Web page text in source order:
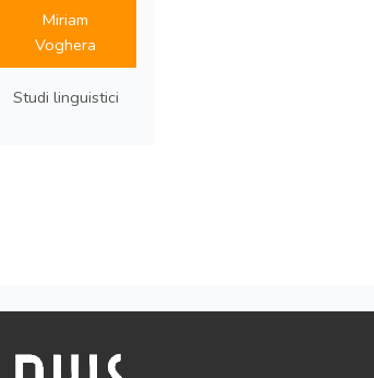
Miriam
Voghera
Studi linguistici